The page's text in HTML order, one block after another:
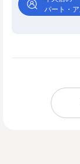
パート・